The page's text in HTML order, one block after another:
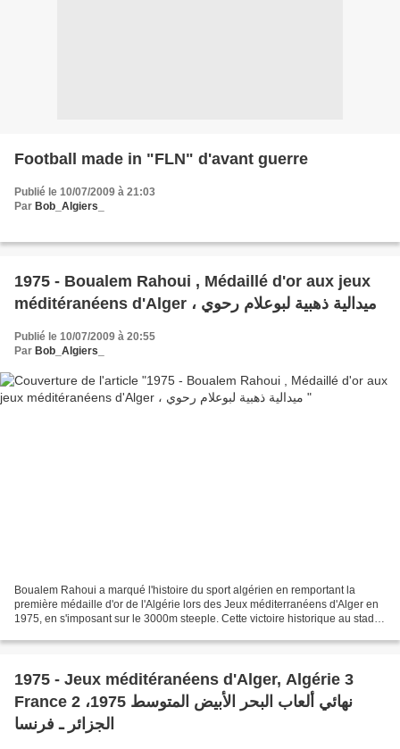
Football made in "FLN" d'avant guerre
Publié le 10/07/2009 à 21:03
Par Bob_Algiers_
1975 - Boualem Rahoui , Médaillé d'or aux jeux
méditéranéens d'Alger ، ميدالية ذهبية لبوعلام رحوي
Publié le 10/07/2009 à 20:55
Par Bob_Algiers_
Boualem Rahoui a marqué l'histoire du sport algérien en remportant la
première médaille d'or de l'Algérie lors des Jeux méditerranéens d'Alger en
1975, en s'imposant sur le 3000m steeple. Cette victoire historique au stade
1975 - Jeux méditéranéens d'Alger, Algérie 3
France 2 نهائي ألعاب البحر الأبيض المتوسط 1975،
الجزائر ـ فرنسا